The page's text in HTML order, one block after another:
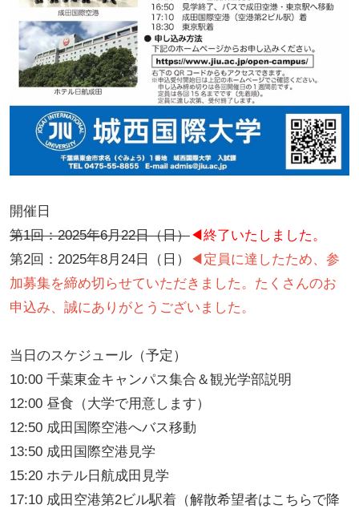
開催日
第1回：2025年6月22日（日）◀︎終了いたしました。
第2回：2025年8月24日（日）
◀︎ 定員に達したため、参
加募集を締め切らせていただきました。たくさんのお
申込み、誠にありがとうございました。
当日のスケジュール（予定）
10:00 千葉東金キャンパス集合＆観光学部説明
12:00 昼食（大学で用意します）
12:50 成田国際空港へバス移動
13:50 成田国際空港見学
15:20 ホテル日航成田見学
17:10 成田空港第2ビル駅着（解散希望者はこちらで降